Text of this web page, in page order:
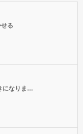
がと…を整えましょ…
る
になりま…